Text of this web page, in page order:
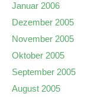
Januar 2006
Dezember 2005
November 2005
Oktober 2005
September 2005
August 2005